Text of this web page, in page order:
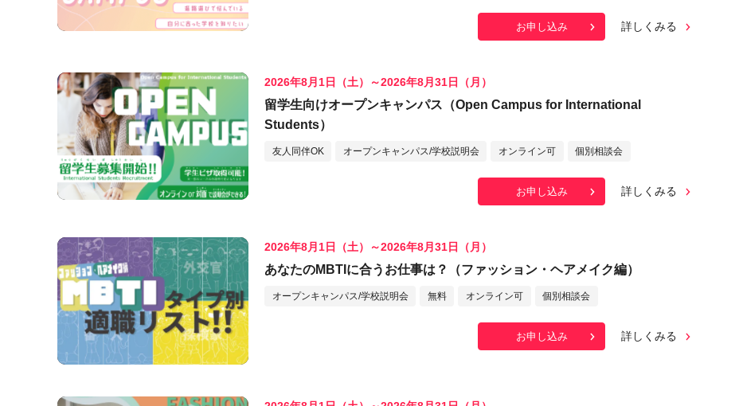
お申し込み 詳しくみる
2026年8月1日（土）～2026年8月31日（月）
留学生向けオープンキャンパス（Open Campus for International
Students）
友人同伴OK オープンキャンパス/学校説明会 オンライン可 個別相談会
お申し込み 詳しくみる
2026年8月1日（土）～2026年8月31日（月）
あなたのMBTIに合うお仕事は？（ファッション・ヘアメイク編）
オープンキャンパス/学校説明会 無料 オンライン可 個別相談会
お申し込み 詳しくみる